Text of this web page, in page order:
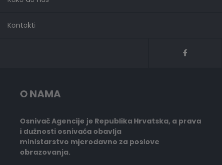
Kontakti
O NAMA
Osnivač Agencije je Republika Hrvatska, a prava
i dužnosti osnivača obavlja
ministarstvo mjerodavno za poslove
obrazovanja.